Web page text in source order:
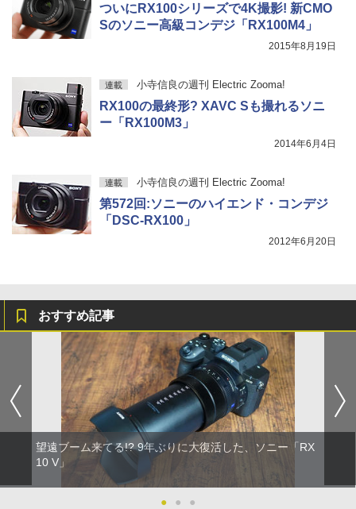
ついにRX100シリーズで4K撮影! 新CMO
Sのソニー高級コンデジ「RX100M4」
2015年8月19日
連載 小寺信良の週刊 Electric Zooma!
RX100の最終形? XAVC Sも撮れるソニ
ー「RX100M3」
2014年6月4日
連載 小寺信良の週刊 Electric Zooma!
第572回:ソニーのハイエンド・コンデジ
「DSC-RX100」
2012年6月20日
おすすめ記事
望遠ブーム来てる!? 9年ぶりに大復活した、ソニー「RX
10 V」
● ● ●